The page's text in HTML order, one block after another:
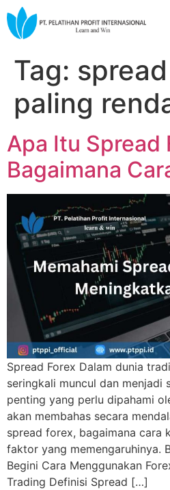
Tag:
paling
Apa Itu Spread
Bagaimana
Spread Forex Dalam dunia
seringkali muncul dan menjadi
penting yang perlu dipahami
akan membahas secara
spread forex, bagaimana cara
faktor yang memengaruhinya.
Begini Cara Menggunakan
Trading Definisi Spread […]